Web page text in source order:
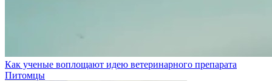
Как ученые воплощают идею ветеринарного препарата
Питомцы